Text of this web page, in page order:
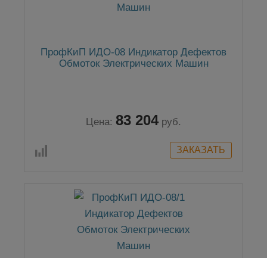
ПрофКиП ИДО-08 Индикатор Дефектов
Обмоток Электрических Машин
Цена: 83 204 руб.